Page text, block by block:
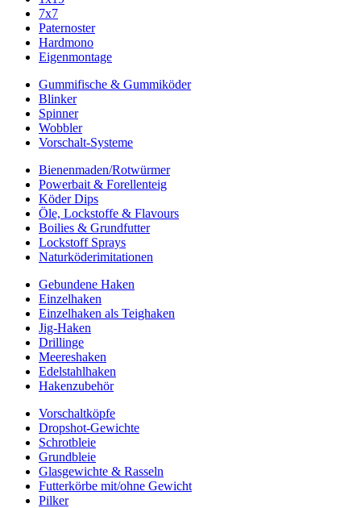
7x7
Paternoster
Hardmono
Eigenmontage
Gummifische & Gummiköder
Blinker
Spinner
Wobbler
Vorschalt-Systeme
Bienenmaden/Rotwürmer
Powerbait & Forellenteig
Köder Dips
Öle, Lockstoffe & Flavours
Boilies & Grundfutter
Lockstoff Sprays
Naturköderimitationen
Gebundene Haken
Einzelhaken
Einzelhaken als Teighaken
Jig-Haken
Drillinge
Meereshaken
Edelstahlhaken
Hakenzubehör
Vorschaltköpfe
Dropshot-Gewichte
Schrotbleie
Grundbleie
Glasgewichte & Rasseln
Futterkörbe mit/ohne Gewicht
Pilker